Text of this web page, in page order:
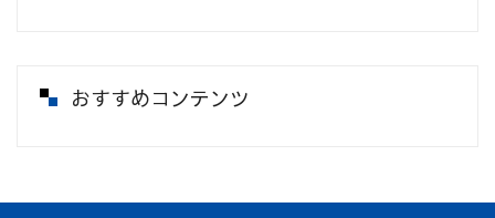
おすすめコンテンツ